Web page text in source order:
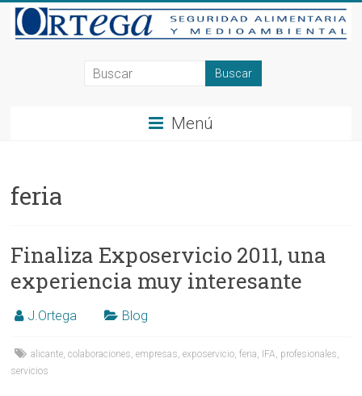
Saltar
contenido
Consultoría
y
en
Alicante,
Elche,
Ortega
Menú
feria
Finaliza Exposervicio 2011, una
experiencia muy interesante
J.Ortega Blog
alicante,colaboraciones,empresas,exposervicio,feria, IFA, profesionales,
servicios